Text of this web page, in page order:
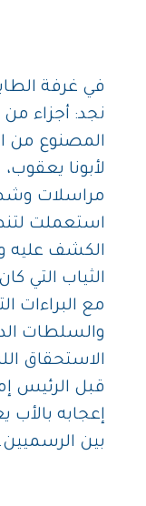
في غرفة
نجد: أجزاء من
المصنوع من
لأبونا
مراسلات
استعملت
الكشف عليه
الثياب التي
مع البراءات
والسلطات
الاستحقاق
قبل الرئيس
إعجابه
بين الرسميين.